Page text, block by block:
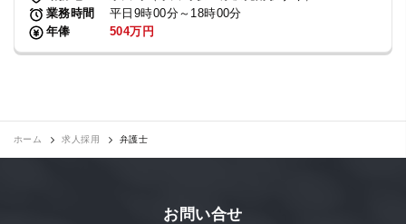
業務時間
平日9時00分～18時00分
年俸
504万円
ホーム 求人採用 弁護士
お問い合せ